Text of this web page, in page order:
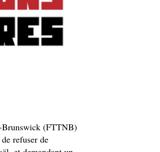
Brunswick (FTTNB)
refuser de